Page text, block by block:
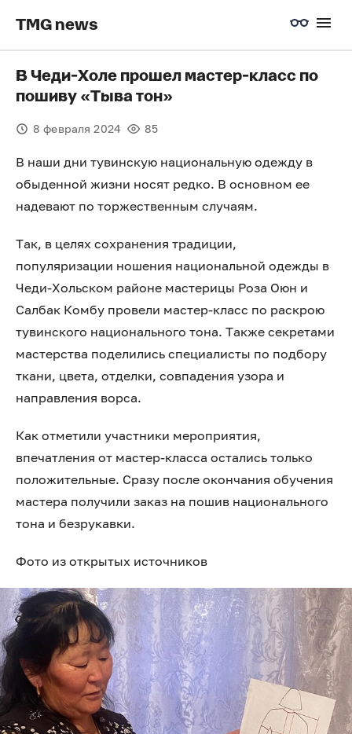
TMG news
В Чеди-Холе прошел мастер-класс по
пошиву «Тыва тон»
8 февраля 2024 85
В наши дни тувинскую национальную одежду в
обыденной жизни носят редко. В основном ее
надевают по торжественным случаям.
Так, в целях сохранения традиции,
популяризации ношения национальной одежды в
Чеди-Хольском районе мастерицы Роза Оюн и
Салбак Комбу провели мастер-класс по раскрою
тувинского национального тона. Также секретами
мастерства поделились специалисты по подбору
ткани, цвета, отделки, совпадения узора и
направления ворса.
Как отметили участники мероприятия,
впечатления от мастер-класса остались только
положительные. Сразу после окончания обучения
мастера получили заказ на пошив национального
тона и безрукавки.
Фото из открытых источников